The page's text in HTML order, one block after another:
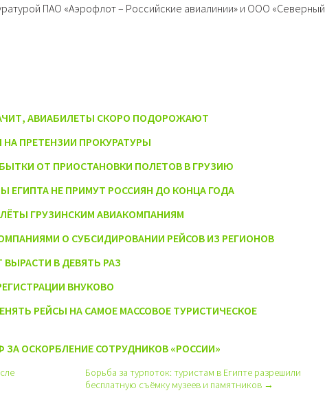
ПАО «Аэрофлот – Российские авиалинии» и ООО «Северный
АВИАБИЛЕТЫ СКОРО ПОДОРОЖАЮТ
НА ПРЕТЕНЗИИ ПРОКУРАТУРЫ
ОТ ПРИОСТАНОВКИ ПОЛЕТОВ В ГРУЗИЮ
ЕГИПТА НЕ ПРИМУТ РОССИЯН ДО КОНЦА ГОДА
ГРУЗИНСКИМ АВИАКОМПАНИЯМ
О СУБСИДИРОВАНИИ РЕЙСОВ ИЗ РЕГИОНОВ
В ДЕВЯТЬ РАЗ
ВНУКОВО
РЕЙСЫ НА САМОЕ МАССОВОЕ ТУРИСТИЧЕСКОЕ
ЗА ОСКОРБЛЕНИЕ СОТРУДНИКОВ «РОССИИ»
Борьба за турпоток: туристам в Египте разрешили
бесплатную съёмку музеев и памятников →